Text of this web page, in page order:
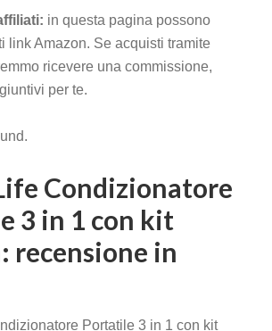
in questa pagina possono
link Amazon. Se acquisti tramite
ricevere una commissione,
per te.
Condizionatore
3 in 1 con kit
recensione in
Portatile 3 in 1 con kit